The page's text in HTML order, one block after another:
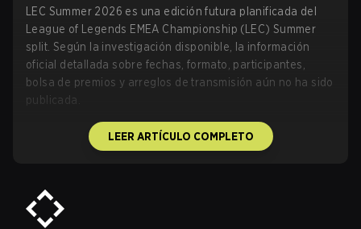
LEC Summer 2026 es una edición futura planificada del
League of Legends EMEA Championship (LEC) Summer
split. Según la investigación disponible, la información
oficial detallada sobre fechas, formato, participantes,
bolsa de premios y arreglos de transmisión aún no ha sido
publicada.
LEER ARTÍCULO COMPLETO